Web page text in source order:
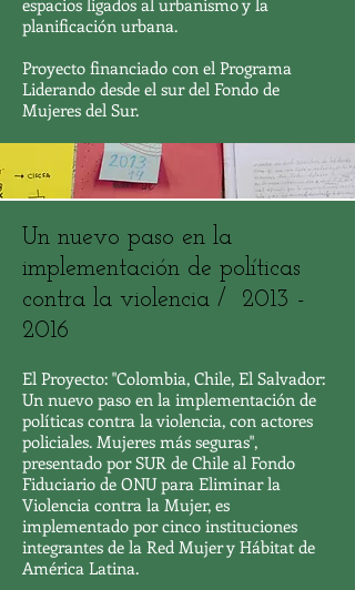
espacios ligados al urbanismo y la
planificación urbana.
Proyecto financiado con el Programa
Liderando desde el sur del Fondo de
Mujeres del Sur.
Un nuevo paso en la
implementación de políticas
contra la violencia / 2013 -
2016
El Proyecto: "Colombia, Chile, El Salvador:
Un nuevo paso en la implementación de
políticas contra la violencia, con actores
policiales. Mujeres más seguras",
presentado por SUR de Chile al Fondo
Fiduciario de ONU para Eliminar la
Violencia contra la Mujer, es
implementado por cinco instituciones
integrantes de la Red Mujer y Hábitat de
América Latina.